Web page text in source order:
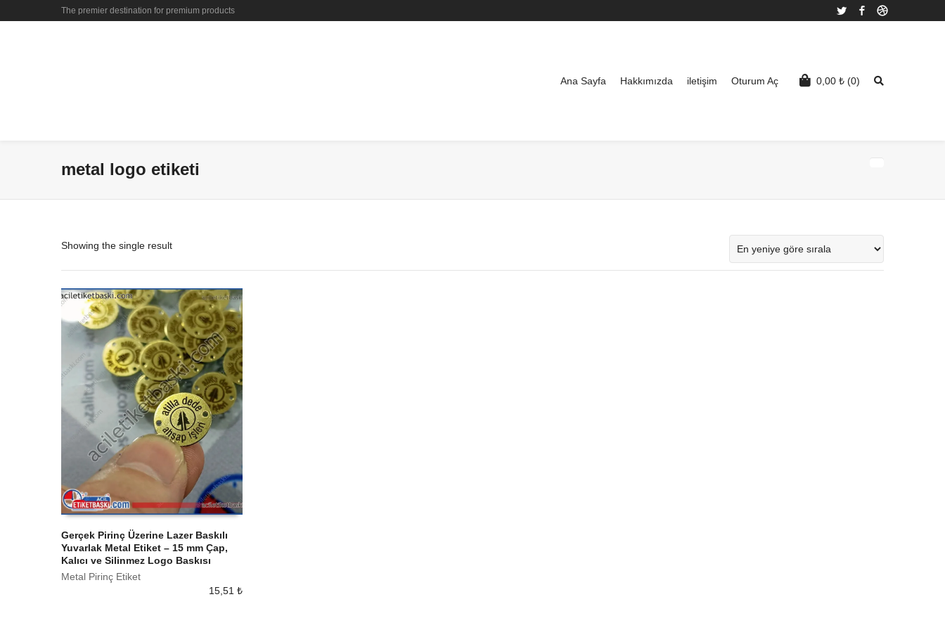
The premier destination for premium products Twitter Facebook
0,00 ₺ (0)
Ana Sayfa Hakkımızda iletişim Oturum Aç
metal logo etiketi
Showing the single result
SEPETE EKLE
Gerçek Pirinç Üzerine Lazer Baskılı
Yuvarlak Metal Etiket – 15 mm Çap,
Kalıcı ve Silinmez Logo Baskısı
Metal Pirinç Etiket
15,51 ₺